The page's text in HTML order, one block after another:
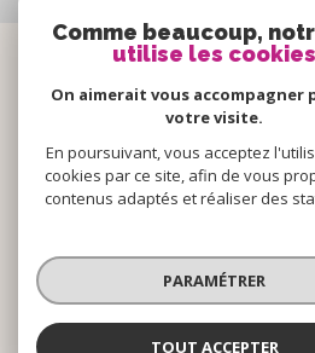
se
© 2026 | TOUS DROITS RÉSERVÉS |
NOS HONORAIRES
PLAN DU SITE MENTIONS
POLITIQUE RGPD
Comme beaucoup,
utilise les cookies
On aimerait vous accompagner
votre visite.
En poursuivant, vous acceptez
cookies par ce site, afin de vous
contenus adaptés et réaliser des
PARAMÉTRER
TOUT ACCEPTER